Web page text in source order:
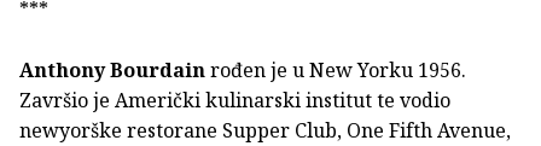
***
Anthony Bourdainrođen je u New Yorku 1956.
Završio je Američki kulinarski institut te vodio
newyorške restorane Supper Club, One Fifth Avenue,